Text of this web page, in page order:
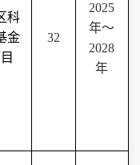
科
金
32
2025
年～
2028
年